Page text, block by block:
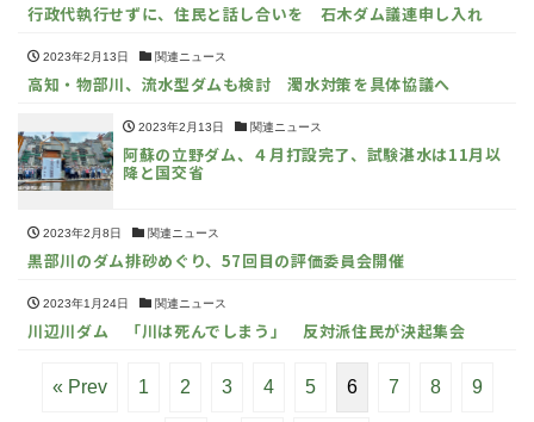
行政代執行せずに、住民と話し合いを 石木ダム議連申し入れ
2023年2月13日 関連ニュース
高知・物部川、流水型ダムも検討 濁水対策を具体協議へ
2023年2月13日 関連ニュース
阿蘇の立野ダム、４月打設完了、試験湛水は11月以
降と国交省
2023年2月8日 関連ニュース
黒部川のダム排砂めぐり、57回目の評価委員会開催
2023年1月24日 関連ニュース
川辺川ダム 「川は死んでしまう」 反対派住民が決起集会
« Prev 1 2 3 4 5 6 7 8 9